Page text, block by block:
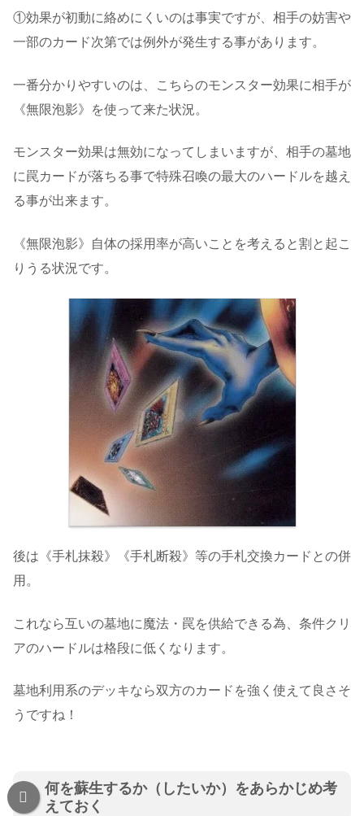
①効果が初動に絡めにくいのは事実ですが、相手の妨害や
一部のカード次第では例外が発生する事があります。
一番分かりやすいのは、こちらのモンスター効果に相手が
《無限泡影》を使って来た状況。
モンスター効果は無効になってしまいますが、相手の墓地
に罠カードが落ちる事で特殊召喚の最大のハードルを越え
る事が出来ます。
《無限泡影》自体の採用率が高いことを考えると割と起こ
りうる状況です。
後は《手札抹殺》《手札断殺》等の手札交換カードとの併
用。
これなら互いの墓地に魔法・罠を供給できる為、条件クリ
アのハードルは格段に低くなります。
墓地利用系のデッキなら双方のカードを強く使えて良さそ
うですね！
何を蘇生するか（したいか）をあらかじめ考
えておく